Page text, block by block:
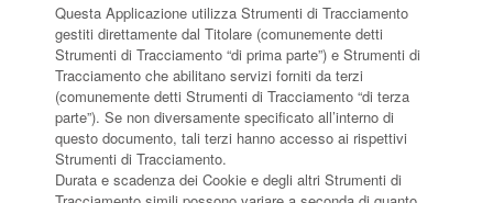
Questa Applicazione utilizza Strumenti di Tracciamento
gestiti direttamente dal Titolare (comunemente detti
Strumenti di Tracciamento “di prima parte”) e Strumenti di
Tracciamento che abilitano servizi forniti da terzi
(comunemente detti Strumenti di Tracciamento “di terza
parte”). Se non diversamente specificato all’interno di
questo documento, tali terzi hanno accesso ai rispettivi
Strumenti di Tracciamento.
Durata e scadenza dei Cookie e degli altri Strumenti di